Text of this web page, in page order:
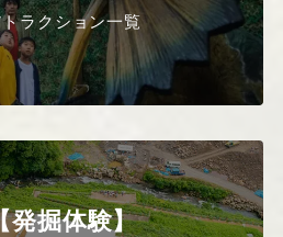
ラクション一覧
発掘体験】